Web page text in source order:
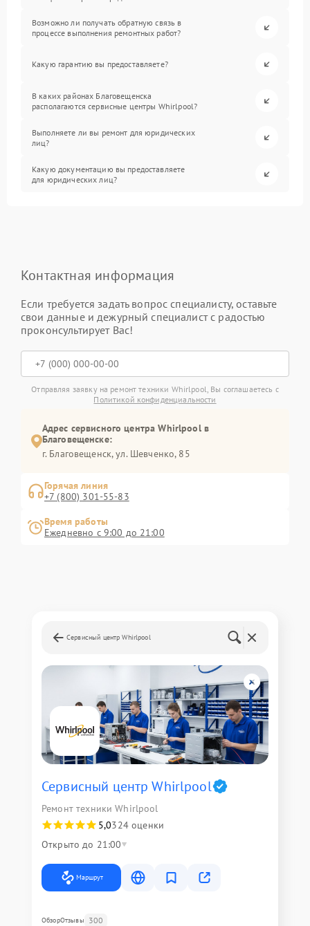
Возможно ли получать обратную связь в
процессе выполнения ремонтных работ?
Какую гарантию вы предоставляете?
В каких районах Благовещенска
располагаются сервисные центры Whirlpool?
Выполняете ли вы ремонт для юридических
лиц?
Какую документацию вы предоставляете
для юридических лиц?
Контактная информация
Если требуется задать вопрос специалисту, оставьте
свои данные и дежурный специалист с радостью
проконсультирует Вас!
Отправляя заявку на ремонт техники Whirlpool, Вы соглашаетесь с
Политикой конфиденциальности
Адрес сервисного центра Whirlpool в
Благовещенске:
г. Благовещенск, ул. Шевченко, 85
Горячая линия
+7 (800) 301-55-83
Время работы
Ежедневно с 9:00 до 21:00
Сервисный центр Whirlpool
Сервисный центр Whirlpool
Ремонт техники Whirlpool
5,0324 оценки
Открыто до 21:00
Маршрут
ОбзорОтзывы 300